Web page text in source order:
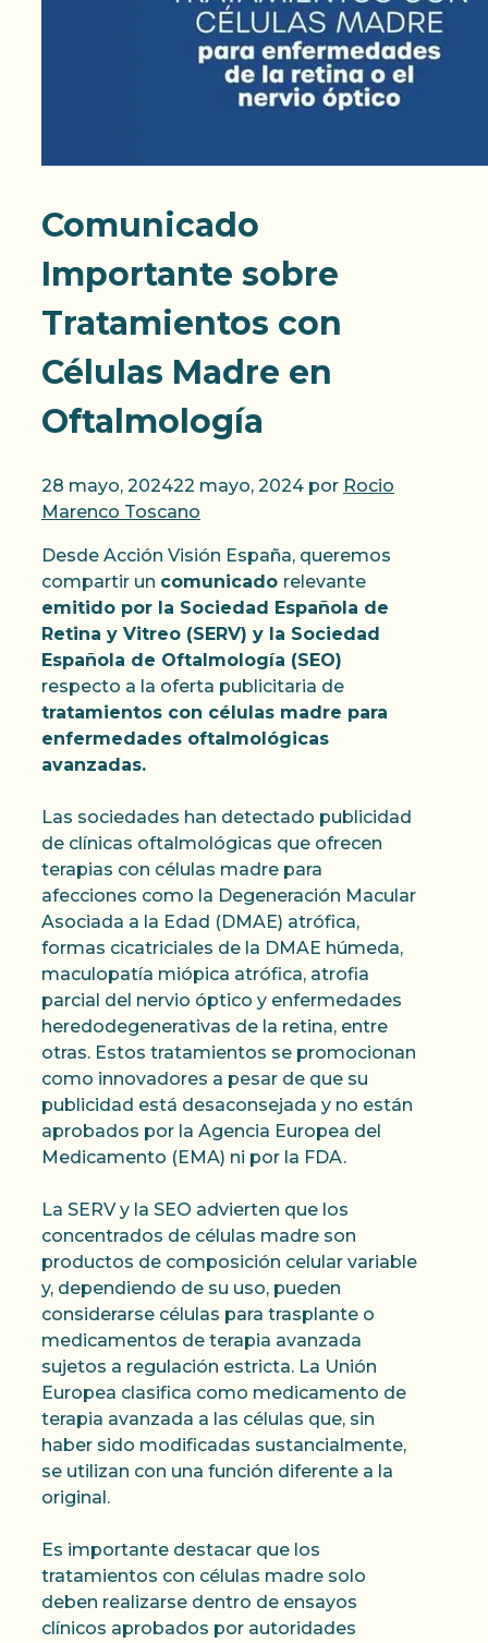
Comunicado
Importante sobre
Tratamientos con
Células Madre en
Oftalmología
28 mayo, 202422 mayo, 2024 por Rocio
Marenco Toscano
Desde Acción Visión España, queremos
compartir un comunicado relevante
emitido por la Sociedad Española de
Retina y Vitreo (SERV) y la Sociedad
Española de Oftalmología (SEO)
respecto a la oferta publicitaria de
tratamientos con células madre para
enfermedades oftalmológicas
avanzadas.
Las sociedades han detectado publicidad
de clínicas oftalmológicas que ofrecen
terapias con células madre para
afecciones como la Degeneración Macular
Asociada a la Edad (DMAE) atrófica,
formas cicatriciales de la DMAE húmeda,
maculopatía miópica atrófica, atrofia
parcial del nervio óptico y enfermedades
heredodegenerativas de la retina, entre
otras. Estos tratamientos se promocionan
como innovadores a pesar de que su
publicidad está desaconsejada y no están
aprobados por la Agencia Europea del
Medicamento (EMA) ni por la FDA.
La SERV y la SEO advierten que los
concentrados de células madre son
productos de composición celular variable
y, dependiendo de su uso, pueden
considerarse células para trasplante o
medicamentos de terapia avanzada
sujetos a regulación estricta. La Unión
Europea clasifica como medicamento de
terapia avanzada a las células que, sin
haber sido modificadas sustancialmente,
se utilizan con una función diferente a la
original.
Es importante destacar que los
tratamientos con células madre solo
deben realizarse dentro de ensayos
clínicos aprobados por autoridades